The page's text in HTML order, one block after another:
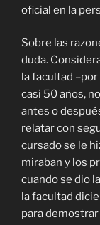
oficial en la
Sobre las
duda.
la facultad
casi 50 años,
antes o
relatar con
cursado se le
miraban y los
cuando se dio
la facultad
para demostrar